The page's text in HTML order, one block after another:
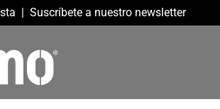
| Suscríbete a nuestro newsletter